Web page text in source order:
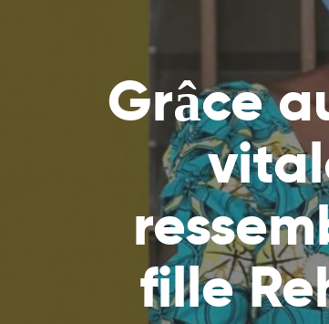
Achetez pour les
besoin sur notre
actions
et
que
Ce
Lisez
nous
Où
aide
dons
Grâce
fille